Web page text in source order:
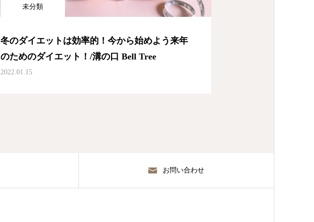
未分類
冬のダイエットは効率的！今から始めよう来年
のためのダイエット！/溝の口 Bell Tree
2022.01.15
お問い合わせ